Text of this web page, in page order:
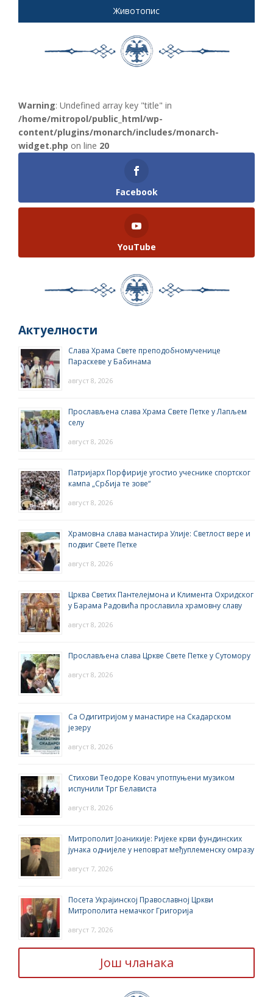
Животопис
Warning: Undefined array key "title" in
/home/mitropol/public_html/wp-
content/plugins/monarch/includes/monarch-
widget.php on line 20
Facebook
YouTube
Актуелности
Слава Храма Свете преподобномученице
Параскеве у Бабинама
август 8, 2026
Прослављена слава Храма Свете Петке у Лапљем
селу
август 8, 2026
Патријарх Порфирије угостио учеснике спортског
кампа „Србија те зове“
август 8, 2026
Храмовна слава манастира Улије: Светлост вере и
подвиг Свете Петке
август 8, 2026
Црква Светих Пантелејмона и Климента Охридског
у Барама Радовића прославила храмовну славу
август 8, 2026
Прослављена слава Цркве Свете Петке у Сутомору
август 8, 2026
Са Одигитријом у манастире на Скадарском
језеру
август 8, 2026
Стихови Теодоре Ковач употпуњени музиком
испунили Трг Белависта
август 8, 2026
Митрополит Јоаникије: Ријеке крви фундинских
јунака однијеле у неповрат међуплеменску омразу
август 7, 2026
Посета Украјинској Православној Цркви
Митрополита немачког Григорија
август 7, 2026
Још чланака